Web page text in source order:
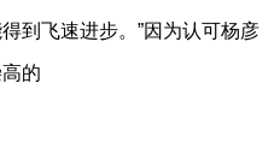
到飞速进步。”因为认可杨彦
的